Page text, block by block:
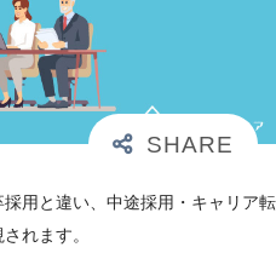
用と違い、中途採用・キャリア転
れます。